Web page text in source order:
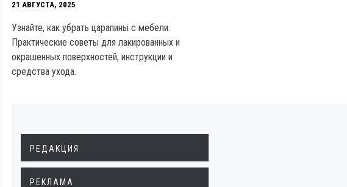
21 АВГУСТА, 2025
Узнайте, как убрать царапины с мебели.
Практические советы для лакированных и
окрашенных поверхностей, инструкции и
средства ухода.
РЕДАКЦИЯ
РЕКЛАМА